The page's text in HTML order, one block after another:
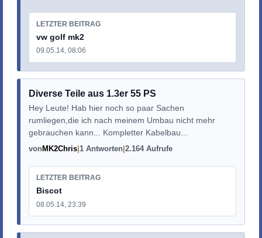
LETZTER BEITRAG
vw golf mk2
09.05.14, 08:06
Diverse Teile aus 1.3er 55 PS
Hey Leute! Hab hier noch so paar Sachen
rumliegen,die ich nach meinem Umbau nicht mehr
gebrauchen kann... Kompletter Kabelbau...
vonMK2Chris 1 Antworten 2.164 Aufrufe
LETZTER BEITRAG
Biscot
08.05.14, 23:39